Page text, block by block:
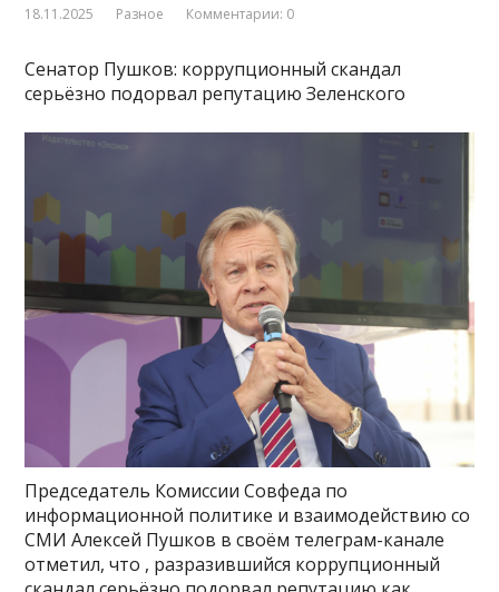
18.11.2025 Разное Комментарии: 0
Сенатор Пушков: коррупционный скандал
серьёзно подорвал репутацию Зеленского
Председатель Комиссии Совфеда по
информационной политике и взаимодействию со
СМИ Алексей Пушков в своём телеграм-канале
отметил, что , разразившийся коррупционный